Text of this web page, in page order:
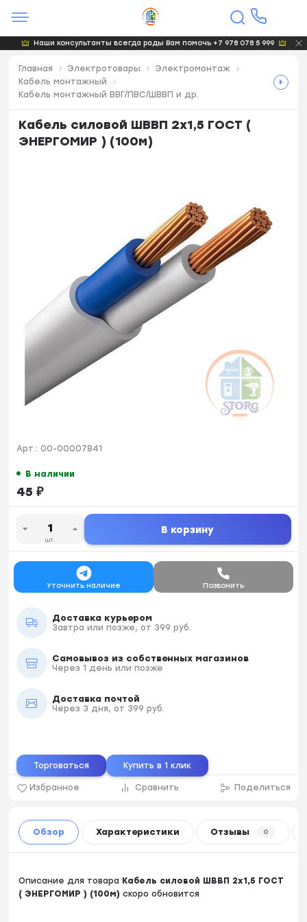
Наши консультанты всегда рады Вам помочь +7 978 078 5 999
Главная Электротовары
Электромонтаж
Кабель монтажный
Кабель монтажный ВВГ/ПВС/ШВВП и др.
Кабель силовой ШВВП 2х1,5 ГОСТ (
ЭНЕРГОМИР ) (100м)
Арт.: 00-00007841
В наличии
45 ₽
шт.
В корзину
Уточнить наличие Позвонить
Доставка курьером
Завтра или позже, от 399 руб.
Самовывоз из собственных магазинов
Через 1 день или позже
Доставка почтой
Через 3 дня, от 399 руб.
Избранное Сравнить Поделиться
Торговаться Купить в 1 клик
Обзор Характеристики Отзывы 0
Описание для товара Кабель силовой ШВВП 2х1,5 ГОСТ
( ЭНЕРГОМИР ) (100м) скоро обновится